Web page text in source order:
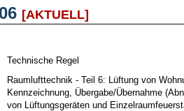
[AKTUELL]
Technische Regel
Raumlufttechnik - Teil 6: Lüftung von
Kennzeichnung, Übergabe/Übernahme
von Lüftungsgeräten und